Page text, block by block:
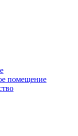
помещение